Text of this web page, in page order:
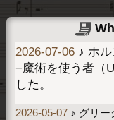
2026-07-06 ♪ ホ
−魔術を使う者（
した。
2026-05-07 ♪ グリー